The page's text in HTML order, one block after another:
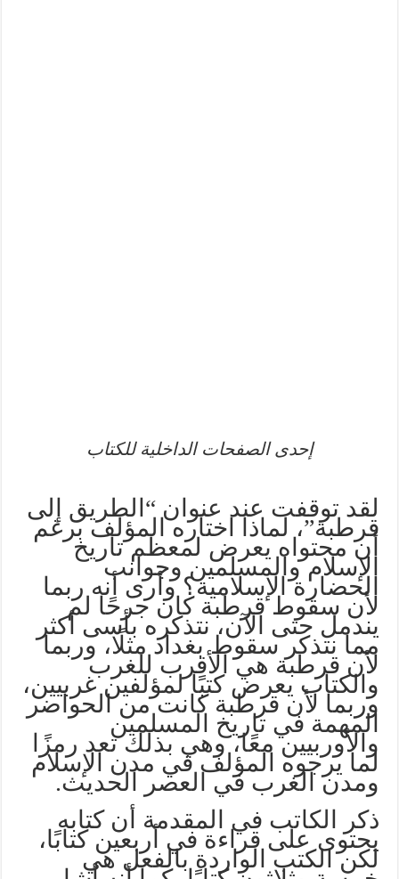
إحدى الصفحات الداخلية للكتاب
لقد توقفت عند عنوان “الطريق إلى
قرطبة”، لماذا اختاره المؤلف برغم
أن محتواه يعرض لمعظم تاريخ
الإسلام والمسلمين وجوانب
الحضارة الإسلامية؟ وأرى أنه ربما
لأن سقوط قرطبة كان جرحًا لم
يندمل حتى الآن، نتذكره بأسى أكثر
مما نتذكر سقوط بغداد مثلًا، وربما
لأن قرطبة هي الأقرب للغرب
والكتاب يعرض كتبًا لمؤلفين غربيين،
وربما لأن قرطبة كانت من الحواضر
المهمة في تاريخ المسلمين
والأوربيين معًا، وهي بذلك تعد رمزًا
لما يرجوه المؤلف في مدن الإسلام
ومدن الغرب في العصر الحديث.
ذكر الكاتب في المقدمة أن كتابه
يحتوى على قراءة في أربعين كتابًا،
لكن الكتب الواردة بالفعل هي